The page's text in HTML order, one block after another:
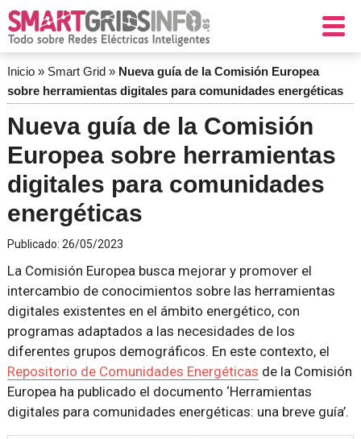
Inicio» Smart Grid» Nueva guía de la Comisión Europea
sobre herramientas digitales para comunidades energéticas
Nueva guía de la Comisión
Europea sobre herramientas
digitales para comunidades
energéticas
Publicado: 26/05/2023
La Comisión Europea busca mejorar y promover el
intercambio de conocimientos sobre las herramientas
digitales existentes en el ámbito energético, con
programas adaptados a las necesidades de los
diferentes grupos demográficos. En este contexto, el
Repositorio de Comunidades Energéticas de la Comisión
Europea ha publicado el documento ‘Herramientas
digitales para comunidades energéticas: una breve guía’.